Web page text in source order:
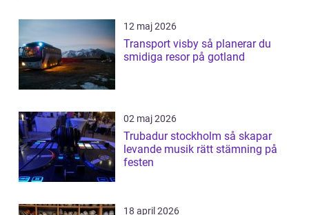
12 maj 2026
Transport visby så planerar du
smidiga resor på gotland
02 maj 2026
Trubadur stockholm så skapar
levande musik rätt stämning på
festen
18 april 2026